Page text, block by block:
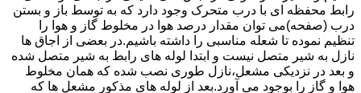
رابط محفظه ای با درب متحرک وجود دارد که به توسط باز و بستن
درب (صفحه)می توان مقدار درصد هوا در مخلوط گاز و هوا را
تنظیم نموده تا شعله مناسبی را داشته باشیم.در بعضی از اجاق ها
نازل به شیر متصل نیست و ابتدا لوله های رابط به شیر متصل شده
و بعد در نزدیکی مشعل،نازل طوری نصب شده که همان مخلوط
هوا و گاز را بوجود می آورد.بعد از لوله های مذکور مشعل ها که